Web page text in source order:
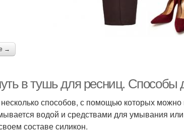
→
в тушь для ресниц.
способов, с помощью которых
водой и средствами для умывания
составе силикон.